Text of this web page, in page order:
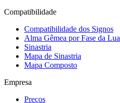
Compatibilidade
Compatibilidade dos Signos
Alma Gêmea por Fase da Lua
Sinastria
Mapa de Sinastria
Mapa Composto
Empresa
Preços